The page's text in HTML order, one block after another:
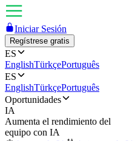
Iniciar Sesión
Regístrese gratis
ES
EnglishTürkçePortuguês
ES
EnglishTürkçePortuguês
Oportunidades
IA
Aumenta el rendimiento del
equipo con IA